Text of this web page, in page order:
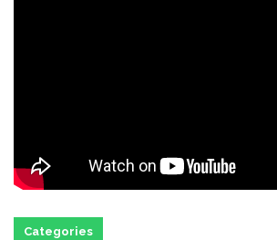
Categories